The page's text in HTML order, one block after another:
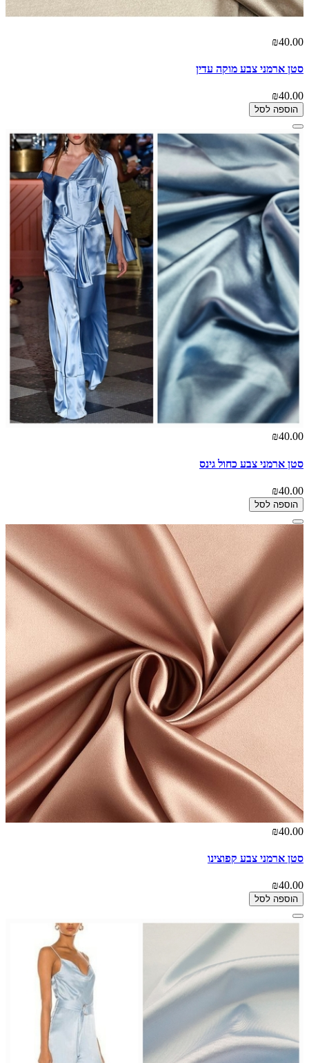
₪40.00
סטן ארמני צבע מוקה עדין
₪40.00
הוספה לסל
₪40.00
סטן ארמני צבע כחול גינס
₪40.00
הוספה לסל
₪40.00
סטן ארמני צבע קפוצינו
₪40.00
הוספה לסל